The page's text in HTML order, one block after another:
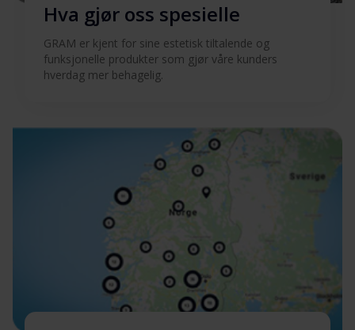
Quick guide (DK)
Quick guide (FI)
Quick guide (SV)
Produktbilde OM 62-08
Produktbilde OM 62-08
Hva gjør oss spesielle
GRAM er kjent for sine estetisk tiltalende og
funksjonelle produkter som gjør våre kunders
hverdag mer behagelig.